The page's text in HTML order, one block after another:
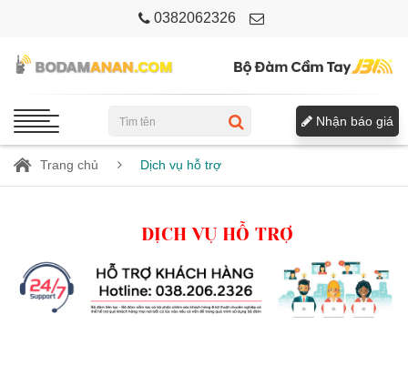
0382062326
Nhận báo giá
Trang chủ Dịch vụ hỗ trợ
DỊCH VỤ HỖ TRỢ